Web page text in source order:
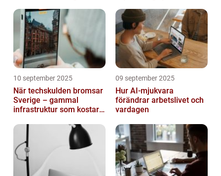
10 september 2025
När techskulden bromsar
Sverige – gammal
infrastruktur som kostar
09 september 2025
Hur AI-mjukvara
förändrar arbetslivet och
vardagen